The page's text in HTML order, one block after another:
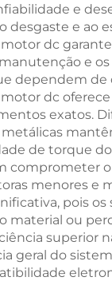
e
desgaste e ao
dc
e
dependem de
dc
exatos.
de torque
comprometer o
menores e
pois
material ou
superior
geral do